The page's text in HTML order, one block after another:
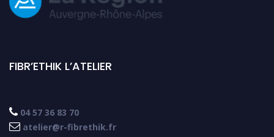
FIBR’ETHIK L’ATELIER
 04 57 36 83 70
 atelier@r-fibrethik.fr